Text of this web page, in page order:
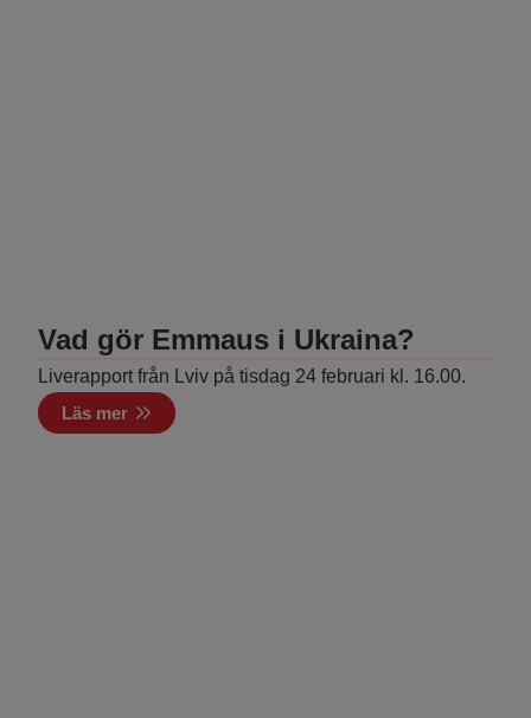
Vad gör Emmaus i Ukraina?
Liverapport från Lviv på tisdag 24 februari kl. 16.00.
Läs mer